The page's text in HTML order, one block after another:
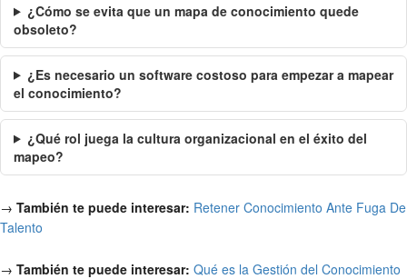
¿Cómo se evita que un mapa de conocimiento quede
obsoleto?
¿Es necesario un software costoso para empezar a mapear
el conocimiento?
¿Qué rol juega la cultura organizacional en el éxito del
mapeo?
→ También te puede interesar: Retener Conocimiento Ante Fuga De
Talento
→ También te puede interesar: Qué es la Gestión del Conocimiento